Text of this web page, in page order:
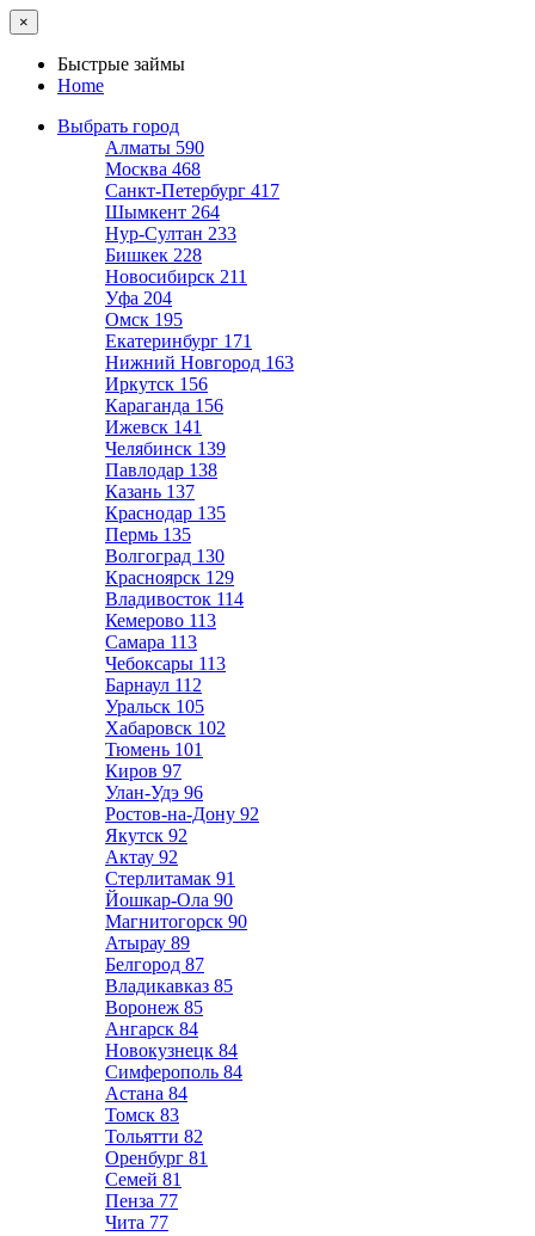
×
Быстрые займы
Home
Выбрать город
Алматы 590
Москва 468
Санкт-Петербург 417
Шымкент 264
Нур-Султан 233
Бишкек 228
Новосибирск 211
Уфа 204
Омск 195
Екатеринбург 171
Нижний Новгород 163
Иркутск 156
Караганда 156
Ижевск 141
Челябинск 139
Павлодар 138
Казань 137
Краснодар 135
Пермь 135
Волгоград 130
Красноярск 129
Владивосток 114
Кемерово 113
Самара 113
Чебоксары 113
Барнаул 112
Уральск 105
Хабаровск 102
Тюмень 101
Киров 97
Улан-Удэ 96
Ростов-на-Дону 92
Якутск 92
Актау 92
Стерлитамак 91
Йошкар-Ола 90
Магнитогорск 90
Атырау 89
Белгород 87
Владикавказ 85
Воронеж 85
Ангарск 84
Новокузнецк 84
Симферополь 84
Астана 84
Томск 83
Тольятти 82
Оренбург 81
Семей 81
Пенза 77
Чита 77